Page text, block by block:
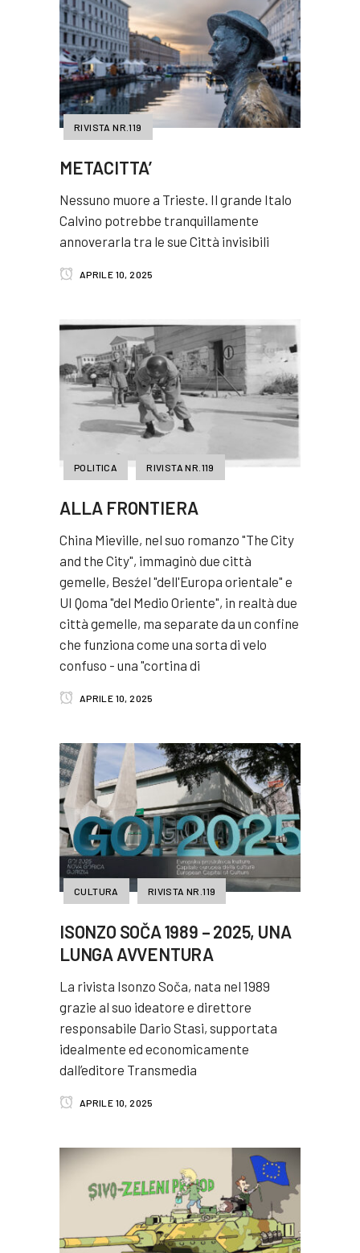
RIVISTA NR.119
METACITTA’
Nessuno muore a Trieste. Il grande Italo
Calvino potrebbe tranquillamente
annoverarla tra le sue Città invisibili
APRILE 10, 2025
POLITICA RIVISTA NR.119
ALLA FRONTIERA
China Mieville, nel suo romanzo "The City
and the City", immaginò due città
gemelle, Besźel "dell'Europa orientale" e
UI Qoma "del Medio Oriente", in realtà due
città gemelle, ma separate da un confine
che funziona come una sorta di velo
confuso - una "cortina di
APRILE 10, 2025
CULTURA RIVISTA NR.119
ISONZO SOČA 1989 – 2025, UNA
LUNGA AVVENTURA
La rivista Isonzo Soča, nata nel 1989
grazie al suo ideatore e direttore
responsabile Dario Stasi, supportata
idealmente ed economicamente
dall’editore Transmedia
APRILE 10, 2025